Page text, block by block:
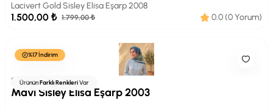
Lacivert Gold Sisley Elisa Eşarp 2008
1.500,00 ₺ 1.799,00 ₺ 0.0 (0 Yorum)
%17 İndirim
ÜrününFarklı RenkleriVar
SİSLEY
Mavi Sisley Elisa Eşarp 2003